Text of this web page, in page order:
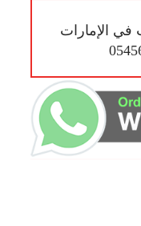
في الإمارات